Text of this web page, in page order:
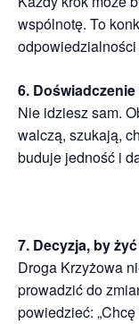
wspólnotę. To
odpowiedzialności
6.
Nie idziesz sam.
walczą, szukają,
buduje jedność i
7. Decyzja, by
Droga Krzyżowa
prowadzić do
powiedzieć: